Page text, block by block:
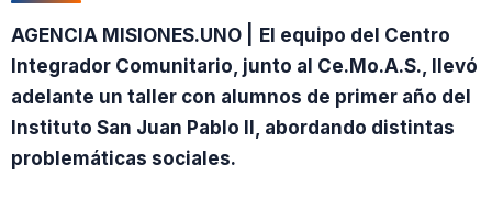
AGENCIA MISIONES.UNO |
El equipo del Centro
Integrador Comunitario, junto al Ce.Mo.A.S., llevó
adelante un taller con alumnos de primer año del
Instituto San Juan Pablo II, abordando distintas
problemáticas sociales.